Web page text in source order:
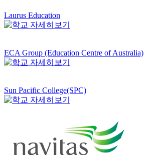
Laurus Education
ECA Group (Education Centre of Australia)
Sun Pacific College(SPC)